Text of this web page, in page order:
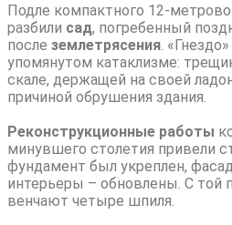
Подле компактного 12-
разбили сад, погребенный
после землетрясения .
упомянутом катаклизме:
скале, держащей на своей
причиной обрушения здания.
Реконструкционные работы
минувшего столетия привели
фундамент был укреплен,
интерьеры – обновлены. С
венчают четыре шпиля.